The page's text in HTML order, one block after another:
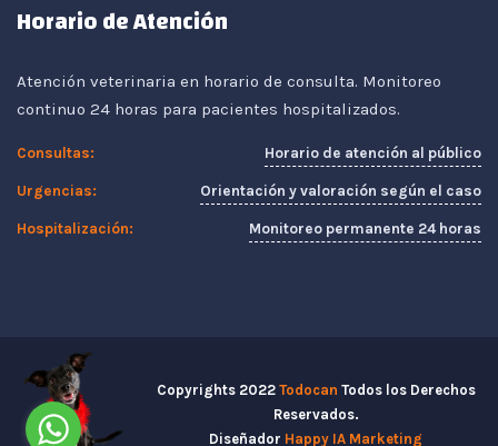
Horario de Atención
Atención veterinaria en horario de consulta. Monitoreo
continuo 24 horas para pacientes hospitalizados.
Consultas: Horario de atención al público
Urgencias: Orientación y valoración según el caso
Hospitalización: Monitoreo permanente 24 horas
Copyrights 2022 Todocan Todos los Derechos
Reservados.
Diseñador Happy IA Marketing